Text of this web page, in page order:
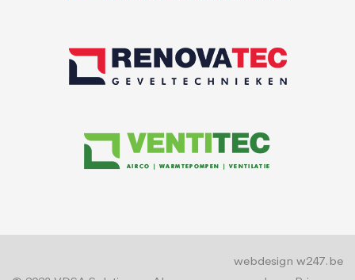
webdesign w247.be